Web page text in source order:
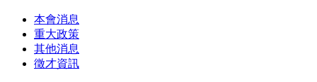
本會消息
重大政策
其他消息
徵才資訊